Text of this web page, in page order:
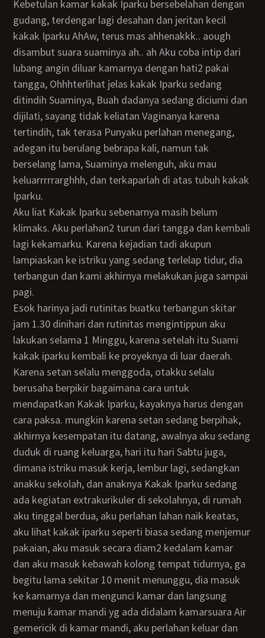
kebetulan kamar kakak Iparku bersebelahan dengan
gudang, terdengar lagi desahan dan jeritan kecil
kakak Iparku AhAw, terus mas ahhenakkk.. aough
disambut suara suaminya ah.. ah Aku coba intip dari
lubang angin diluar kamarnya dengan hati2 pakai
tangga, Ohhhterlihat jelas kakak Iparku sedang
ditindih Suaminya, Buah dadanya sedang diciumi dan
dijilati, sayang tidak keliatan Vaginanya karena
tertindih, tak terasa Punyaku perlahan menegang,
adegan itu berulang bebrapa kali, namun tak
berselang lama, Suaminya melenguh, aku mau
keluarrrrrarghhh, dan terkaparlah di atas tubuh kakak
Iparku.
Aku liat Kakak Iparku sebenarnya masih belum
klimaks. Aku perlahan2 turun dari tangga dan kembali
lagi kekamarku. Karena kejadian tadi akupun
lampiaskan ke istriku yang sedang terlelap tidur, dia
terbangun dan kami akhirnya melakukan juga sampai
pagi.
Esok harinya jadi rutinitas buatku terbangun skitar
jam 1.30 dinihari dan rutinitas mengintippun aku
lakukan selama 1 Minggu, karena setelah itu Suami
kakak iparku kembali ke proyeknya di luar daerah.
Karena setan selalu menggoda, otakku selalu
berusaha berpikir bagaimana cara untuk
mendapatkan Kakak Iparku, kayaknya harus dengan
cara paksa. mungkin karena setan sedang berpihak,
akhirnya kesempatan itu datang, awalnya aku sedang
duduk di ruang keluarga, hari itu hari Sabtu juga,
dimana istriku masuk kerja, lembur lagi, sedangkan
anakku sekolah, dan anaknya Kakak Iparku sedang
ada kegiatan extrakurikuler di sekolahnya, di rumah
aku tinggal berdua, aku perlahan lahan naik keatas,
aku lihat kakak iparku seperti biasa sedang menjemur
pakaian, aku masuk secara diam2 kedalam kamar
dan aku masuk kebawah kolong tempat tidurnya, ga
begitu lama sekitar 10 menit menunggu, dia masuk
ke kamarnya dan mengunci kamar dan langsung
menuju kamar mandi yg ada didalam kamarsuara Air
gemericik di kamar mandi, aku perlahan keluar dan